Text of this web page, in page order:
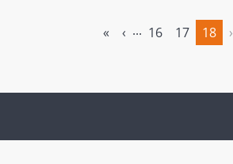
« ‹ ... 16 17
18
›